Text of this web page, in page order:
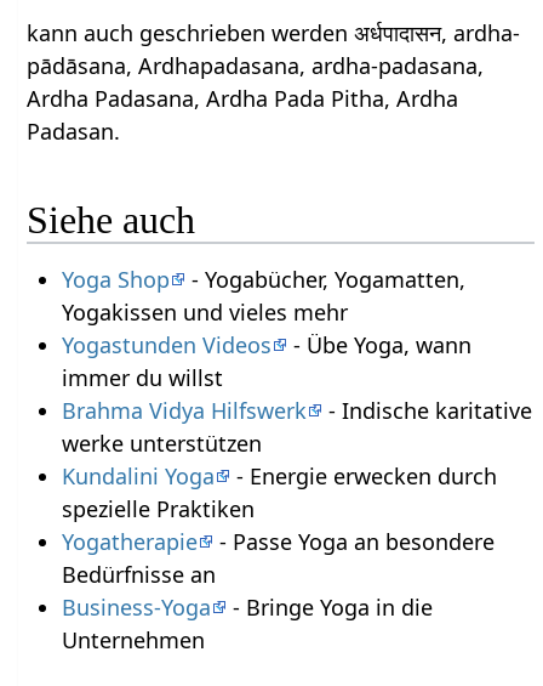
kann auch geschrieben werden अर्धपादासन, ardha-
pādāsana, Ardhapadasana, ardha-padasana,
Ardha Padasana, Ardha Pada Pitha, Ardha
Padasan.
Siehe auch
Yoga Shop
- Yogabücher, Yogamatten,
Yogakissen und vieles mehr
Yogastunden Videos
- Übe Yoga, wann
immer du willst
Brahma Vidya Hilfswerk
- Indische karitative
werke unterstützen
Kundalini Yoga
- Energie erwecken durch
spezielle Praktiken
Yogatherapie
- Passe Yoga an besondere
Bedürfnisse an
Business-Yoga
- Bringe Yoga in die
Unternehmen